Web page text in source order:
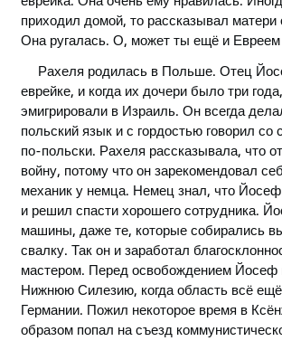
приходил домой, то рассказывал
Она ругалась. О, может ты ещё и
Рахеля родилась в Польше. Отец
еврейке, и когда их дочери было три
эмигрировали в Израиль. Он всегда
польский язык и с гордостью говорил со
по-польски. Рахеля рассказывала, что
войну, потому что он зарекомендовал
механик у немца. Немец знал, что
и решил спасти хорошего сотрудника.
машины, даже те, которые собирались
свалку. Так он и заработал
мастером. Перед освобождением Йосеф
Нижнюю Силезию, когда область всё
Германии. Пожил некоторое время в
образом попал на съезд